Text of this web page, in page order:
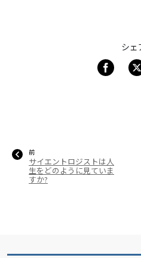
シェ
前
サイエントロジストは人
生をどのように見ていま
すか?